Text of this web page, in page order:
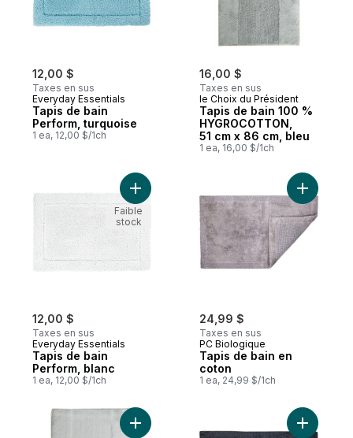
12,00 $
Taxes en sus
Everyday Essentials
Tapis de bain
Perform, turquoise
1 ea, 12,00 $/1ch
16,00 $
Taxes en sus
le Choix du Président
Tapis de bain 100 %
HYGROCOTTON,
51 cm x 86 cm, bleu
1 ea, 16,00 $/1ch
12,00 $
Taxes en sus
Everyday Essentials
Tapis de bain
Perform, blanc
1 ea, 12,00 $/1ch
Ajouter Tapis de bain Perform, blanc au
Faible
stock
24,99 $
Taxes en sus
PC Biologique
Tapis de bain en
coton
1 ea, 24,99 $/1ch
Ajouter
Ajouter Tapis de bain 100 % Ajouter